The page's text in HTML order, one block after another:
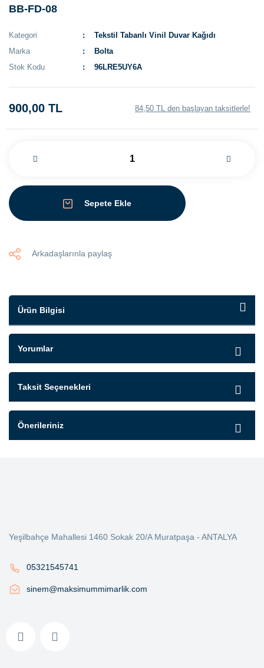
BB-FD-08
Kategori
Tekstil Tabanlı Vinil Duvar Kağıdı
Marka
Bolta
Stok Kodu
96LRE5UY6A
900,00 TL 84,50 TL den başlayan taksitlerle!
Sepete Ekle
Arkadaşlarınla paylaş
Ürün Bilgisi
Yorumlar
Taksit Seçenekleri
Önerileriniz
Yeşilbahçe Mahallesi 1460 Sokak 20/A Muratpaşa - ANTALYA
05321545741
sinem@maksimummimarlik.com